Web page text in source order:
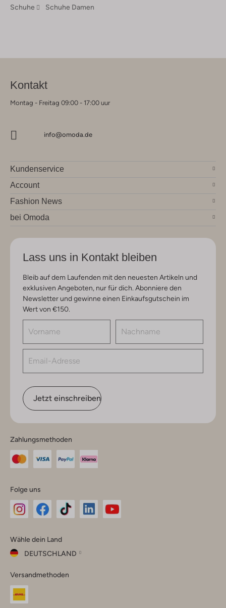
Schuhe Schuhe Damen
Kontakt
Montag - Freitag 09:00 - 17:00 uur
info@omoda.de
Kundenservice
Account
Fashion News
bei Omoda
Lass uns in Kontakt bleiben
Bleib auf dem Laufenden mit den neuesten Artikeln und
exklusiven Angeboten, nur für dich. Abonniere den
Newsletter und gewinne einen Einkaufsgutschein im
Wert von €150.
Jetzt einschreiben
Zahlungsmethoden
Folge uns
Instagram
Facebook
TikTok
Wähle dein Land
DEUTSCHLAND
dein
Land
Versandmethoden